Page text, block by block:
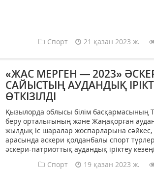
Спорт 21 қазан 2023 ж.
«ЖАС МЕРГЕН — 2023»
САЙЫСТЫҢ АУДАНДЫҚ
ӨТКІЗІЛДІ
Қызылорда облысы білім басқармасының
беру орталығының және Жаңақорған
жылдық іс шаралар жоспарларына
арасында әскери қолданбалы спорт
әскери-патриоттық аудандық іріктеу
Спорт
19 қазан 2023 ж.